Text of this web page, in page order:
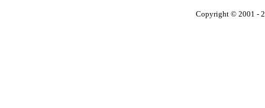
Copyright © 2001 -